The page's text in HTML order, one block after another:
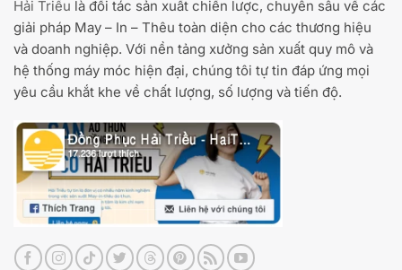
Hải Triều là đối tác sản xuất chiến lược, chuyên sâu về các
giải pháp May – In – Thêu toàn diện cho các thương hiệu
và doanh nghiệp. Với nền tảng xưởng sản xuất quy mô và
hệ thống máy móc hiện đại, chúng tôi tự tin đáp ứng mọi
yêu cầu khắt khe về chất lượng, số lượng và tiến độ.